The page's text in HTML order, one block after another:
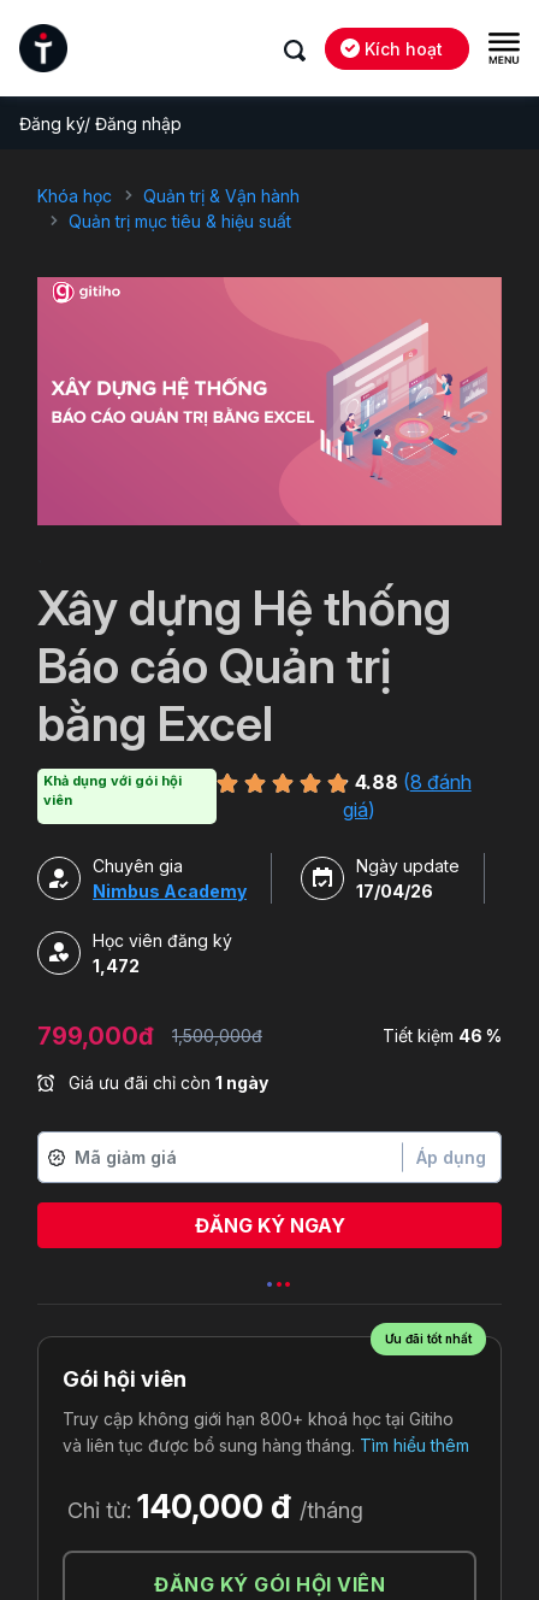
Kích hoạt
Đăng ký/ Đăng nhập
Khóa học
Quản trị & Vận hành
Quản trị mục tiêu & hiệu suất
Xây dựng Hệ thống
Báo cáo Quản trị
bằng Excel
Khả dụng với gói hội
viên
4.88 (8 đánh
giá)
Chuyên gia
Nimbus Academy
Ngày update
17/04/26
Học viên đăng ký
1,472
799,000đ 1,500,000đ Tiết kiệm 46 %
Giá ưu đãi chỉ còn 1 ngày
Áp dụng
ĐĂNG KÝ NGAY
Ưu đãi tốt nhất
Gói hội viên
Truy cập không giới hạn 800+ khoá học tại Gitiho
và liên tục được bổ sung hàng tháng. Tìm hiểu thêm
Chỉ từ: 140,000 đ /tháng
ĐĂNG KÝ GÓI HỘI VIÊN